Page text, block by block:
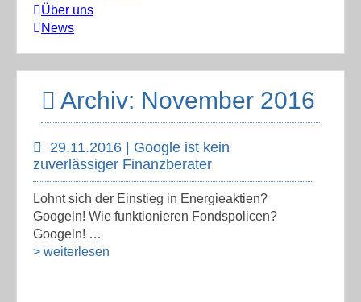
Über uns
News
Archiv: November 2016
29.11.2016 | Google ist kein
zuverlässiger Finanzberater
Lohnt sich der Einstieg in Energieaktien?
Googeln! Wie funktionieren Fondspolicen?
Googeln! …
> weiterlesen